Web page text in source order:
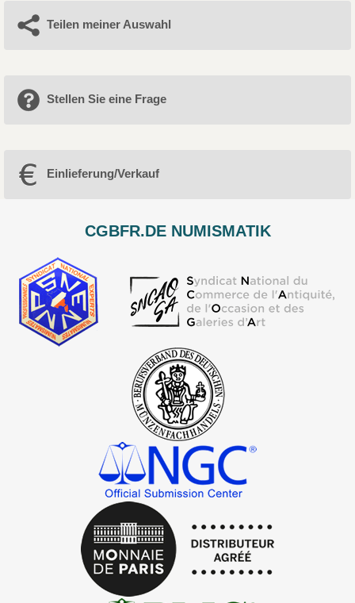
Teilen meiner Auswahl
Stellen Sie eine Frage
Einlieferung/Verkauf
CGBFR.DE NUMISMATIK